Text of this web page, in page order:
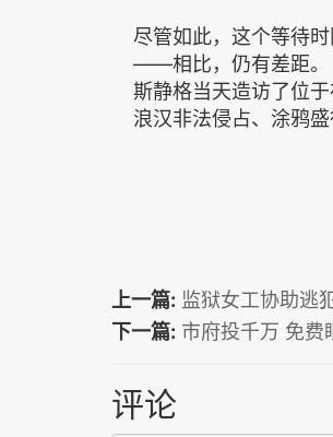
尽管如此，这个等待
——相比，仍有差距。
斯静格当天造访了位
浪汉非法侵占、涂鸦
上一篇: 监狱女工协助逃
下一篇: 市府投千万 免费
评论